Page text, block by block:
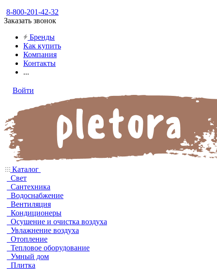
8-800-201-42-32
Заказать звонок
Бренды
Как купить
Компания
Контакты
...
Войти
Каталог
Свет
Сантехника
Водоснабжение
Вентиляция
Кондиционеры
Осушение и очистка воздуха
Увлажнение воздуха
Отопление
Тепловое оборудование
Умный дом
Плитка